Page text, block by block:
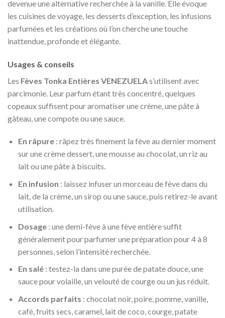
devenue une alternative recherchée à la vanille. Elle évoque
les cuisines de voyage, les desserts d’exception, les infusions
parfumées et les créations où l’on cherche une touche
inattendue, profonde et élégante.
Usages & conseils
Les Fèves Tonka Entières VENEZUELAs’utilisent avec
parcimonie. Leur parfum étant très concentré, quelques
copeaux suffisent pour aromatiser une crème, une pâte à
gâteau, une compote ou une sauce.
En râpure: râpez très finement la fève au dernier moment
sur une crème dessert, une mousse au chocolat, un riz au
lait ou une pâte à biscuits.
En infusion : laissez infuser un morceau de fève dans du
lait, de la crème, un sirop ou une sauce, puis retirez-le avant
utilisation.
Dosage: une demi-fève à une fève entière suffit
généralement pour parfumer une préparation pour 4 à 8
personnes, selon l’intensité recherchée.
En salé: testez-la dans une purée de patate douce, une
sauce pour volaille, un velouté de courge ou un jus réduit.
Accords parfaits : chocolat noir, poire, pomme, vanille,
café, fruits secs, caramel, lait de coco, courge, patate